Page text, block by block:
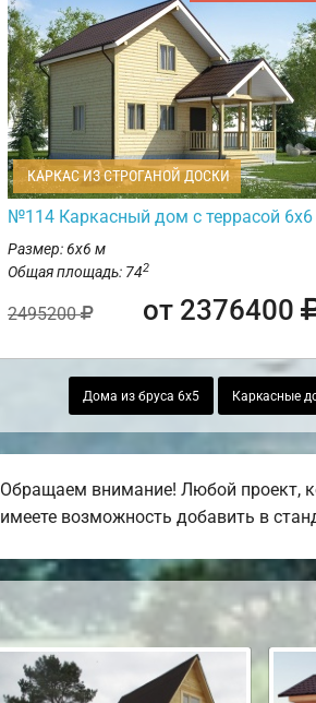
КАРКАС ИЗ СТРОГАНОЙ ДОСКИ
№114 Каркасный дом с террасой 6х6
Размер: 6х6 м
Общая площадь: 742
2495200 от 2376400
Дома из бруса 6х5 Каркасные
Обращаем внимание! Любой проект,
имеете возможность добавить в